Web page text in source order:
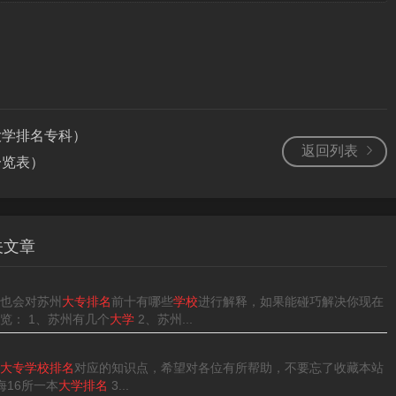
业学院、云南交通职业技术学院等大专。
明市呈贡大学城，是云南省首家国家示范性高等职业院校、
源职业学院、云南交通职业技术学院、昆明工业职业技术学
市呈贡大学城，是云南省首家国家示范性高等职业院校、国
才培养试点高校、国家汽车运用与维修类技能型紧缺人才培
返回列表
排名专科）
表）
文章
会对苏州 大专排名前十有哪些学校进行解释，如果能碰巧解决你现在
： 1、苏州有几个大学 2、苏州...
大专学校排名对应的知识点，希望对各位有所帮助，不要忘了收藏本站
16所一本大学排名 3...